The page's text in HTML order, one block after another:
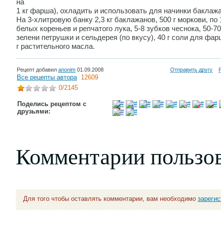
на
1 кг фарша), охладить и использовать для начинки
На 3-хлитровую банку 2,3 кг баклажанов, 500 г моркови, по
белых кореньев и репчатого лука, 5-8 зубков чеснока, 50-70
зелени петрушки и сельдерея (по вкусу), 40 г соли для
г растительного масла.
Рецепт добавил anonim 01.09.2008 Отправить другу
Все рецепты автора 12609
0/2145
Поделись рецептом с
друзьями:
Комментарии
Для того чтобы оставлять комментарии, вам необходимо